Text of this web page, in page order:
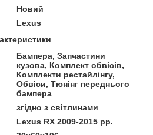
Новий
Lexus
Бампера, Запчастини
кузова, Комплект обвісів,
Комплекти рестайлінгу,
Обвіси, Тюнінг переднього
бампера
згідно з світлинами
Lexus RX 2009-2015 рр.